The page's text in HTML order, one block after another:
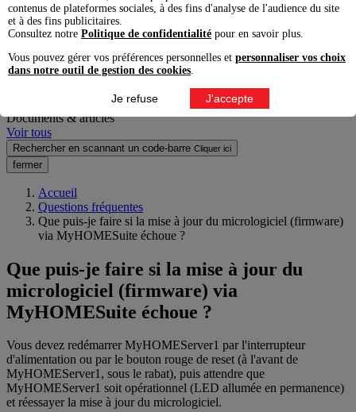
Voir tous les résultats produits pro
Produits grand public
Voir tous les résultats produits grand public
Questions fréquentes
Documents & articles
Voir tous
Rechercher en scannant un code-barre Cliquer ici
fermer
Accueil
Questions fréquentes
Que puis-je faire si la mise à jour du micrologiciel (firmware)
via MyHOMESuite échoue ?
Que puis-je faire si la mise à jour du
micrologiciel (firmware) via
MyHOMESuite échoue ?
Vous devez redémarrer MyHOMEServer1 par l'interrupteur
d'alimentation ou par le bouton rouge de reset (à l'avant de
MyHOMEServer1, sous le rabat), puis attendre que
MyHOMEServer1 soit opérationnel (LED allumée en permanence)
et réessayer la mise à jour du micrologiciel.
contenus de plateformes sociales, à des fins d'analyse de l'audience du site
et à des fins publicitaires.
Consultez notre Politique de confidentialité pour en savoir plus.
Vous pouvez gérer vos préférences personnelles et personnaliser vos choix
dans notre outil de gestion des cookies.
Je refuse J'accepte